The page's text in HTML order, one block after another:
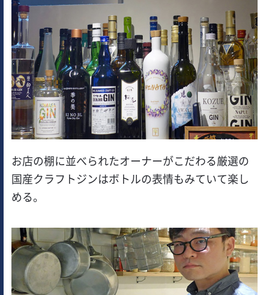
お店の棚に並べられたオーナーがこだわる厳選の
国産クラフトジンはボトルの表情もみていて楽し
める。